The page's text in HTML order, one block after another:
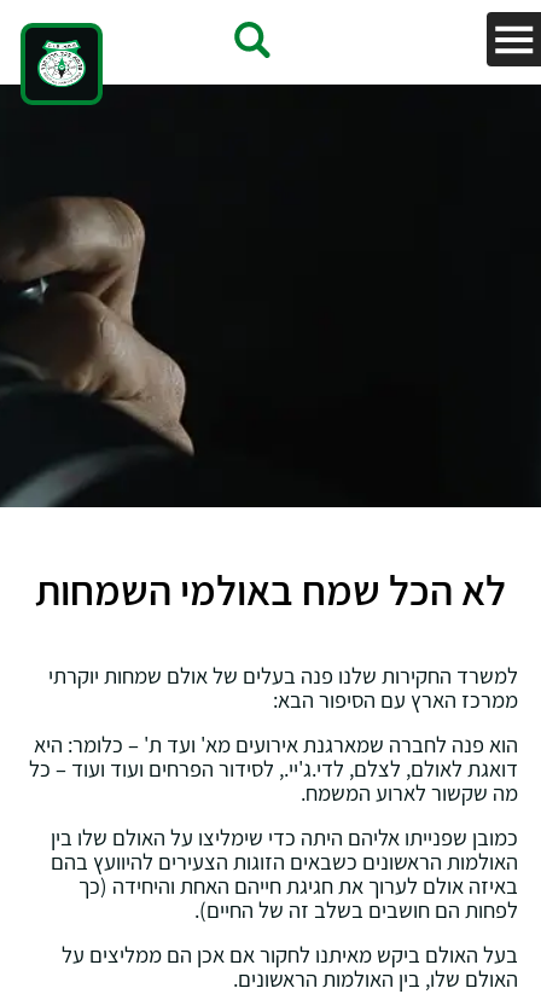
לא הכל שמח באולמי השמחות
למשרד החקירות שלנו פנה בעלים של אולם שמחות יוקרתי
ממרכז הארץ עם הסיפור הבא:
הוא פנה לחברה שמארגנת אירועים מא' ועד ת' – כלומר: היא
דואגת לאולם, לצלם, לדי.ג'יי., לסידור הפרחים ועוד ועוד – כל
מה שקשור לארוע המשמח.
כמובן שפנייתו אליהם היתה כדי שימליצו על האולם שלו בין
האולמות הראשונים כשבאים הזוגות הצעירים להיוועץ בהם
באיזה אולם לערוך את חגיגת חייהם האחת והיחידה (כך
לפחות הם חושבים בשלב זה של החיים).
בעל האולם ביקש מאיתנו לחקור אם אכן הם ממליצים על
האולם שלו, בין האולמות הראשונים.